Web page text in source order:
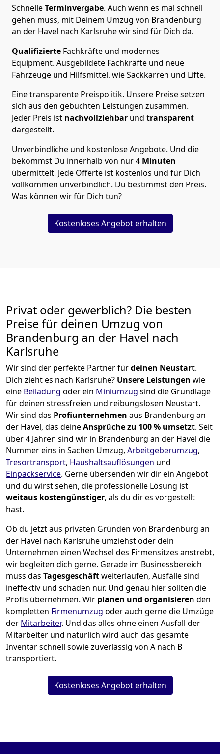
SchnelleTerminvergabe. Auch wenn es mal schnell
gehen muss, mit Deinem Umzug von Brandenburg
an der Havel nach Karlsruhe wir sind für Dich da.
Qualifizierte Fachkräfte und modernes
Equipment. Ausgebildete Fachkräfte und neue
Fahrzeuge und Hilfsmittel, wie Sackkarren und Lifte.
Eine transparente Preispolitik. Unsere Preise setzen
sich aus den gebuchten Leistungen zusammen.
Jeder Preis ist nachvollziehbar und transparent
dargestellt.
Unverbindliche und kostenlose Angebote. Und die
bekommst Du innerhalb von nur4 Minuten
übermittelt. Jede Offerte ist kostenlos und für Dich
vollkommen unverbindlich. Du bestimmst den Preis.
Was können wir für Dich tun?
Kostenloses Angebot erhalten
Privat oder gewerblich? Die besten
Preise für deinen Umzug von
Brandenburg an der Havel nach
Karlsruhe
Wir sind der perfekte Partner fürdeinen Neustart.
Dich zieht es nach Karlsruhe? Unsere Leistungen wie
eine Beiladung oder ein Miniumzug sind die Grundlage
für deinen stressfreien und reibungslosen Neustart.
Wir sind das Profiunternehmen aus Brandenburg an
der Havel, das deineAnsprüche zu 100 % umsetzt. Seit
über 4 Jahren sind wir in Brandenburg an der Havel die
Nummer eins in Sachen Umzug, Arbeitgeberumzug,
Tresortransport, Haushaltsauflösungen und
Einpackservice. Gerne übersenden wir dir ein Angebot
und du wirst sehen, die professionelle Lösung ist
weitaus kostengünstiger, als du dir es vorgestellt
hast.
Ob du jetzt aus privaten Gründen von Brandenburg an
der Havel nach Karlsruhe umziehst oder dein
Unternehmen einen Wechsel des Firmensitzes anstrebt,
wir begleiten dich gerne. Gerade im Businessbereich
muss das Tagesgeschäftweiterlaufen, Ausfälle sind
ineffektiv und schaden nur. Und genau hier sollten die
Profis übernehmen. Wir planen und organisieren den
kompletten Firmenumzug oder auch gerne die Umzüge
der Mitarbeiter. Und das alles ohne einen Ausfall der
Mitarbeiter und natürlich wird auch das gesamte
Inventar schnell sowie zuverlässig von A nach B
transportiert.
Kostenloses Angebot erhalten